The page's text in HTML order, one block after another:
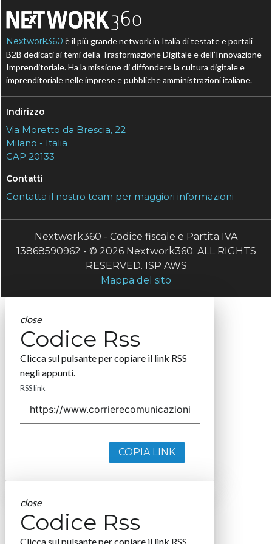
Nextwork360 è il più grande network in Italia di testate e portali
B2B dedicati ai temi della Trasformazione Digitale e dell’Innovazione
Imprenditoriale. Ha la missione di diffondere la cultura digitale e
imprenditoriale nelle imprese e pubbliche amministrazioni italiane.
Indirizzo
Via Moretto da Brescia, 22
Milano - Italia
CAP 20133
Contatti
Contatta il nostro team per maggiori informazioni
Nextwork360 - Codice fiscale e Partita IVA
13868590962 - © 2026 Nextwork360. ALL RIGHTS
RESERVED. ISP AWS
Mappa del sito
close
Codice Rss
Clicca sul pulsante per copiare il link RSS
negli appunti.
RSS link
COPIA LINK
close
Codice Rss
Clicca sul pulsante per copiare il link RSS